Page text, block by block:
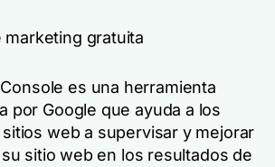
marketing gratuita
es una herramienta
por Google que ayuda a los
web a supervisar y mejorar
sitio web en los resultados de